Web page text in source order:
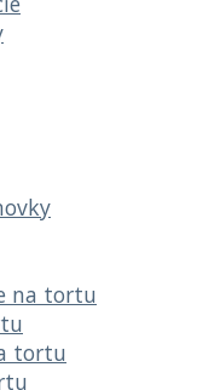
na tortu
tortu